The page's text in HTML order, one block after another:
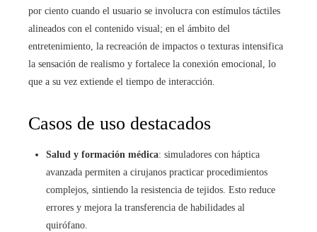
por ciento cuando el usuario se involucra con estímulos táctiles
alineados con el contenido visual; en el ámbito del
entretenimiento, la recreación de impactos o texturas intensifica
la sensación de realismo y fortalece la conexión emocional, lo
que a su vez extiende el tiempo de interacción.
Casos de uso destacados
Salud y formación médica: simuladores con háptica
avanzada permiten a cirujanos practicar procedimientos
complejos, sintiendo la resistencia de tejidos. Esto reduce
errores y mejora la transferencia de habilidades al
quirófano.